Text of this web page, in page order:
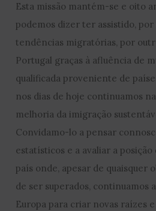
Esta missão mantém-se e oito
podemos dizer ter assistido, por
tendências migratórias, por
Portugal graças à afluência de
qualificada proveniente de
nos dias de hoje continuamos
melhoria da imigração
Convidamo-lo a pensar
estatísticos e a avaliar a
país onde, apesar de quaisquer
de ser superados, continuamos
Europa para criar novas raízes